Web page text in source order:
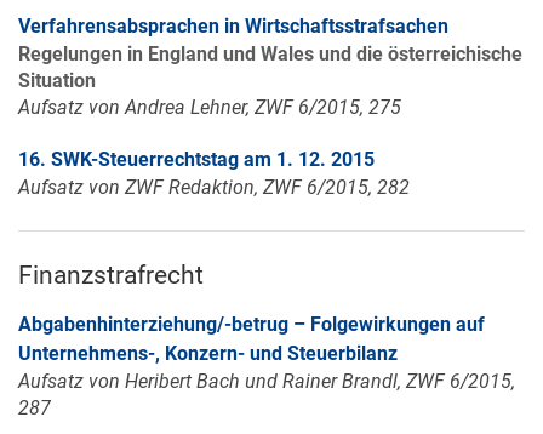
Verfahrensabsprachen in Wirtschaftsstrafsachen
Regelungen in England und Wales und die österreichische
Situation
Aufsatz von Andrea Lehner, ZWF 6/2015, 275
16. SWK-Steuerrechtstag am 1. 12. 2015
Aufsatz von ZWF Redaktion, ZWF 6/2015, 282
Finanzstrafrecht
Abgabenhinterziehung/-betrug – Folgewirkungen auf
Unternehmens-, Konzern- und Steuerbilanz
Aufsatz von Heribert Bach und Rainer Brandl, ZWF 6/2015,
287